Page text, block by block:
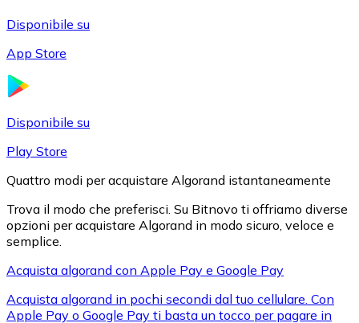
XRP
Disponibile su
App Store
Disponibile su
Play Store
Quattro modi per acquistare Algorand istantaneamente
Trova il modo che preferisci. Su Bitnovo ti offriamo diverse
opzioni per acquistare Algorand in modo sicuro, veloce e
semplice.
Acquista algorand con Apple Pay e Google Pay
Acquista algorand in pochi secondi dal tuo cellulare. Con
Apple Pay o Google Pay ti basta un tocco per pagare in